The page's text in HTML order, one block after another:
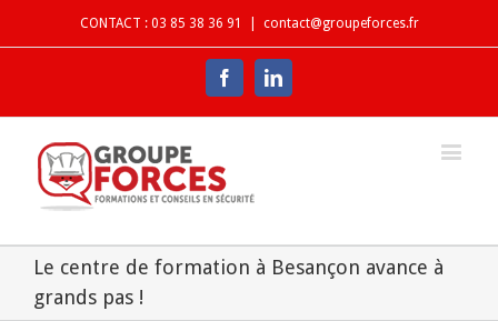
CONTACT : 03 85 38 36 91 contact@groupeforces.fr
FacebookLinkedin
Le centre de formation à Besançon avance à
grands pas !